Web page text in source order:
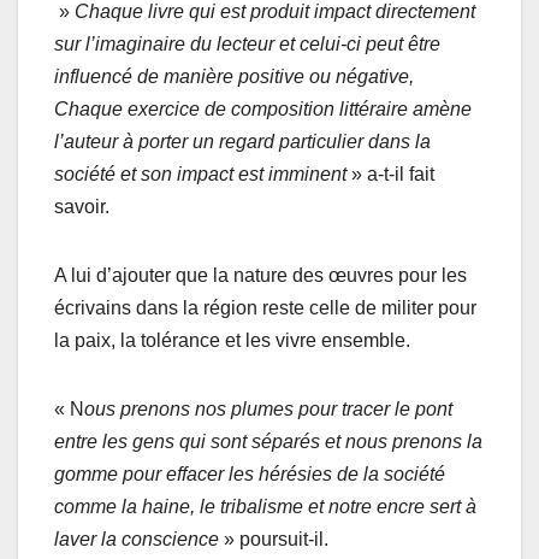
» Chaque livre qui est produit impact directement
sur l’imaginaire du lecteur et celui-ci peut être
influencé de manière positive ou négative,
Chaque exercice de composition littéraire amène
l’auteur à porter un regard particulier dans la
société et son impact estimminent» a-t-il fait
savoir.
A lui d’ajouter que la nature des œuvres pour les
écrivains dans la région reste celle de militer pour
la paix, la tolérance et les vivre ensemble.
« Nous prenons nos plumes pour tracer le pont
entre les gens qui sont séparés et nous prenons la
gomme pour effacer les hérésies de la société
comme la haine, le tribalisme et notre encre sert à
laver la conscience » poursuit-il.